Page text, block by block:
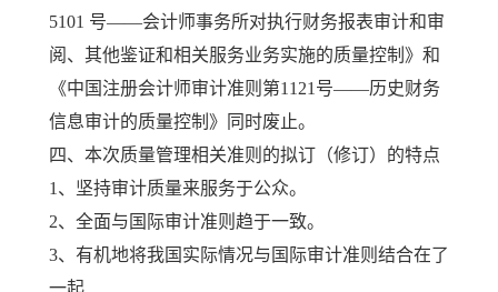
5101 号——会计师事务所对执行财务报表审计和审
阅、其他鉴证和相关服务业务实施的质量控制》和
《中国注册会计师审计准则第1121号——历史财务
信息审计的质量控制》同时废止。
四、本次质量管理相关准则的拟订（修订）的特点
1、坚持审计质量来服务于公众。
2、全面与国际审计准则趋于一致。
3、有机地将我国实际情况与国际审计准则结合在了